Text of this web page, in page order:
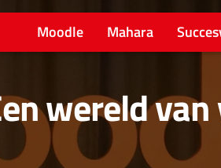
Moodle Mahara
wereld